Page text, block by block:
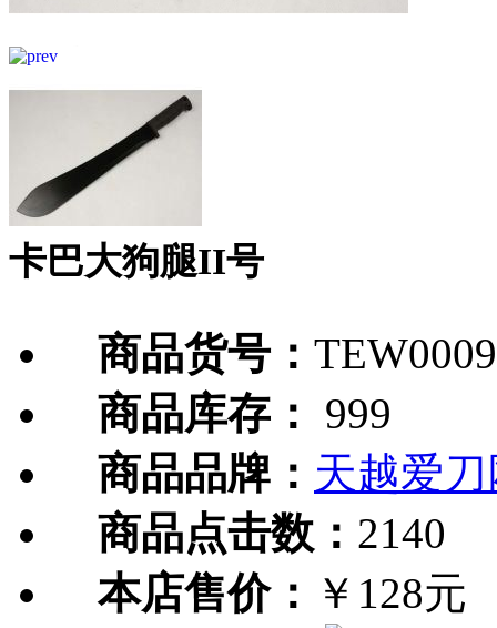
卡巴大狗腿II号
商品货号：
商品库存：
999
商品品牌： 天越爱
商品点击数： 2140
本店售价： ￥128元